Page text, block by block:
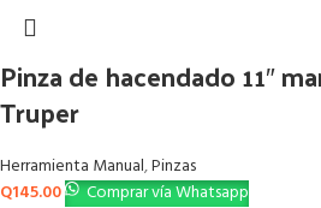
Pinza de hacendado 11″
Truper
Herramienta Manual,Pinzas
Q145.00 Comprar vía Whatsapp